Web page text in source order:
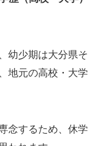
幼少期は大分県そ
地元の高校・大学
念するため、休学